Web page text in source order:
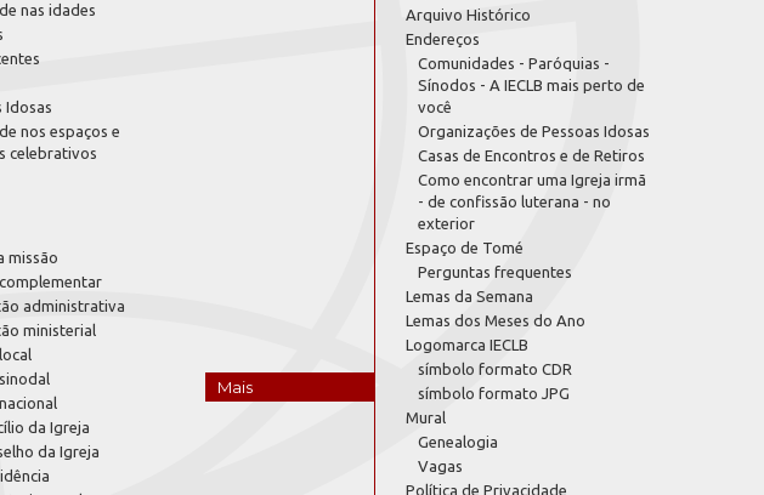
nas idades
Idosas
nos espaços e
celebrativos
missão
administrativa
ministerial
da Igreja
da Igreja
Mais
Arquivo Histórico
Endereços
Comunidades - Paróquias -
Sínodos - A IECLB mais perto de
você
Organizações de Pessoas Idosas
Casas de Encontros e de Retiros
Como encontrar uma Igreja irmã
- de confissão luterana - no
exterior
Espaço de Tomé
Perguntas frequentes
Lemas da Semana
Lemas dos Meses do Ano
Logomarca IECLB
símbolo formato CDR
símbolo formato JPG
Mural
Genealogia
Vagas
Política de Privacidade